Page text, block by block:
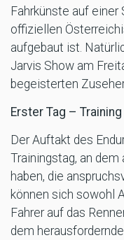
Fahrkünste auf einer
offiziellen
aufgebaut ist.
Jarvis Show am
begeisterten
Erster Tag –
Der Auftakt des
Trainingstag, an
haben, die
können sich sowohl
Fahrer auf das
dem